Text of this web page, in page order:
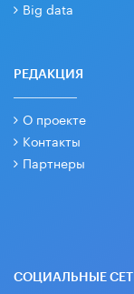
Big data
РЕДАКЦИЯ
О проекте
Контакты
Партнеры
СОЦИАЛЬНЫЕ